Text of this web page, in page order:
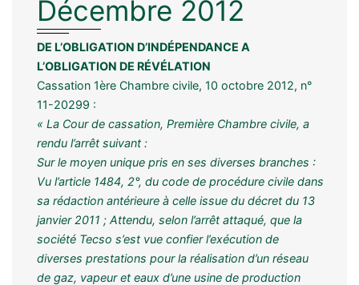
Décembre 2012
DE L’OBLIGATION D’INDÉPENDANCE A
L’OBLIGATION DE RÉVÉLATION
Cassation 1ère Chambre civile, 10 octobre 2012, n°
11-20299 :
« La Cour de cassation, Première Chambre civile, a
rendu l’arrêt suivant :
Sur le moyen unique pris en ses diverses branches :
Vu l’article 1484, 2°, du code de procédure civile dans
sa rédaction antérieure à celle issue du décret du 13
janvier 2011 ; Attendu, selon l’arrêt attaqué, que la
société Tecso s’est vue confier l’exécution de
diverses prestations pour la réalisation d’un réseau
de gaz, vapeur et eaux d’une usine de production